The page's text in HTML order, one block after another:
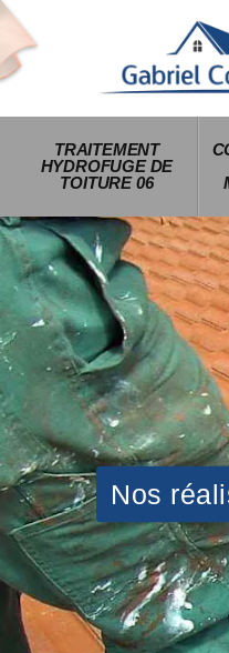
TRAITEMENT
HYDROFUGE DE
TOITURE 06
Nos